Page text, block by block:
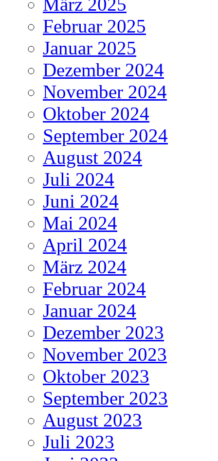
Februar 2025
Januar 2025
Dezember 2024
November 2024
Oktober 2024
September 2024
August 2024
Juli 2024
Juni 2024
Mai 2024
April 2024
März 2024
Februar 2024
Januar 2024
Dezember 2023
November 2023
Oktober 2023
September 2023
August 2023
Juli 2023